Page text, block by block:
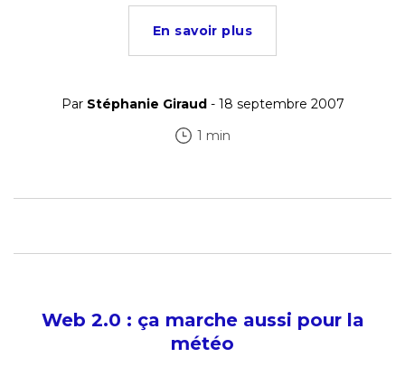
En savoir plus
Par Stéphanie Giraud- 18 septembre 2007
1 min
Web 2.0 : ça marche aussi pour la
météo